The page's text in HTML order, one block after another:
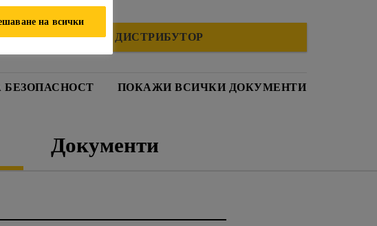
НАМЕРЕТЕ ДИСТРИБУТОР
БЕЗОПАСНОСТ ПОКАЖИ ВСИЧКИ ДОКУМЕНТИ
Документи
на всички